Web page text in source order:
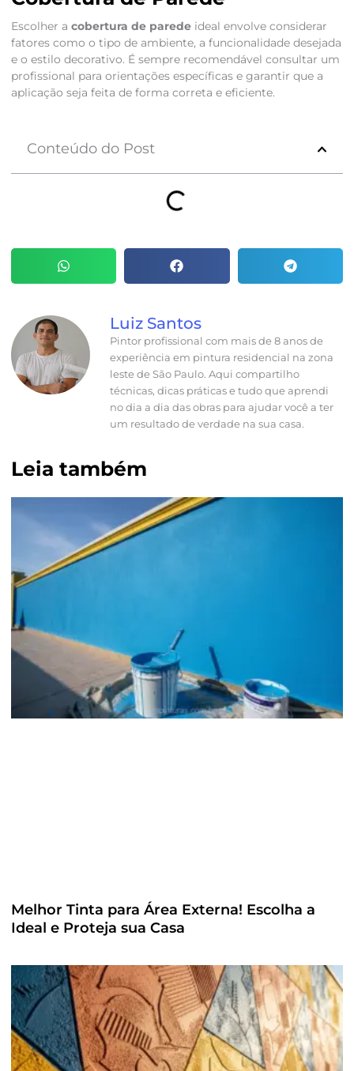
Escolher a cobertura de paredeideal envolve considerar
fatores como o tipo de ambiente, a funcionalidade desejada
e o estilo decorativo. É sempre recomendável consultar um
profissional para orientações específicas e garantir que a
aplicação seja feita de forma correta e eficiente.
Conteúdo do Post
Luiz Santos
Pintor profissional com mais de 8 anos de
experiência em pintura residencial na zona
leste de São Paulo. Aqui compartilho
técnicas, dicas práticas e tudo que aprendi
no dia a dia das obras para ajudar você a ter
um resultado de verdade na sua casa.
Leia também
Melhor Tinta para Área Externa! Escolha a
Ideal e Proteja sua Casa